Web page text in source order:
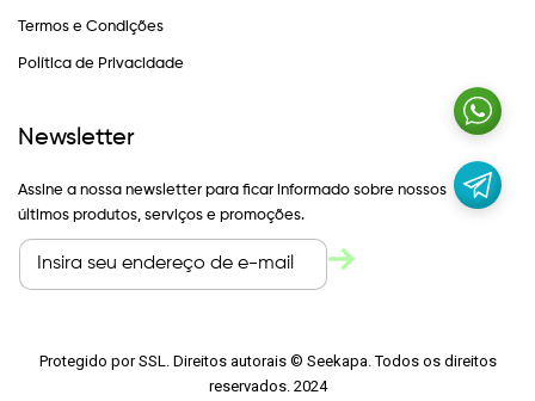
Termos e Condições
Política de Privacidade
Newsletter
Assine a nossa newsletter para ficar informado sobre nossos
últimos produtos, serviços e promoções.
Protegido por SSL. Direitos autorais © Seekapa. Todos os direitos
reservados. 2024